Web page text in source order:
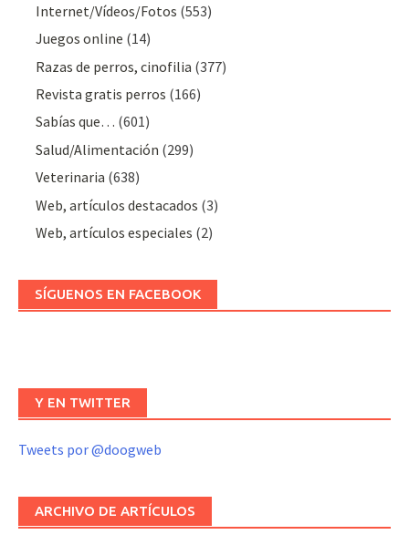
Internet/Vídeos/Fotos (553)
Juegos online (14)
Razas de perros, cinofilia (377)
Revista gratis perros (166)
Sabías que… (601)
Salud/Alimentación (299)
Veterinaria (638)
Web, artículos destacados (3)
Web, artículos especiales (2)
SÍGUENOS EN FACEBOOK
Y EN TWITTER
Tweets por @doogweb
ARCHIVO DE ARTÍCULOS